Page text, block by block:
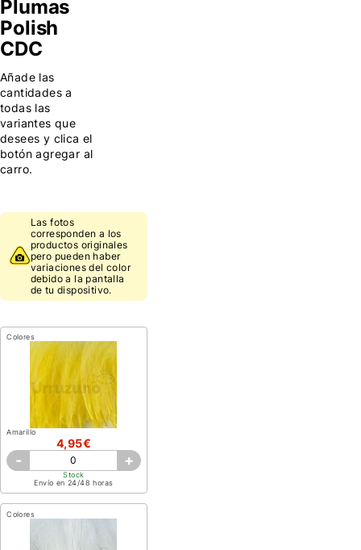
Plumas
Polish
CDC
Añade las
cantidades a
todas las
variantes que
desees y clica el
botón agregar al
carro.
Las fotos
corresponden a los
productos originales
pero pueden haber
variaciones del color
debido a la pantalla
de tu dispositivo.
Colores
Amarillo
4,95€
- +
Stock
Envío en 24/48 horas
Colores